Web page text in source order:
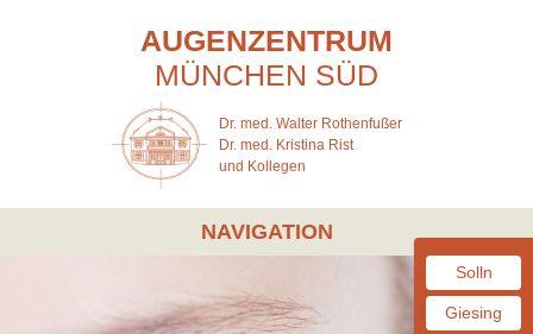
AUGENZENTRUM
MÜNCHEN SÜD
Dr. med. Walter Rothenfußer
Dr. med. Kristina Rist
und Kollegen
NAVIGATION
Solln
Giesing